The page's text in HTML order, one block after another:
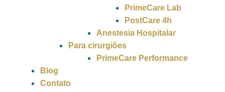
PrimeCare Lab
PostCare 4h
Anestesia Hospitalar
Para cirurgiões
PrimeCare Performance
Blog
Contato